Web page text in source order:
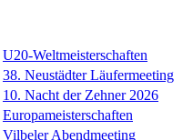
U20-Weltmeisterschaften
38. Neustädter Läufermeeting
10. Nacht der Zehner 2026
Europameisterschaften
Vilbeler Abendmeeting